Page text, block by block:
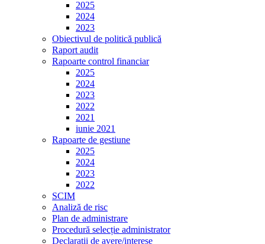
2025
2024
2023
Obiectivul de politică publică
Raport audit
Rapoarte control financiar
2025
2024
2023
2022
2021
iunie 2021
Rapoarte de gestiune
2025
2024
2023
2022
SCIM
Analiză de risc
Plan de administrare
Procedură selecție administrator
Declarații de avere/interese